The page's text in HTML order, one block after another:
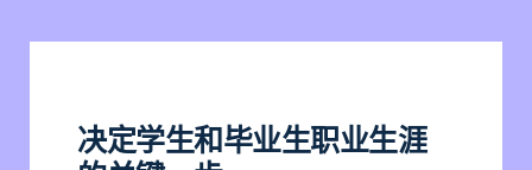
决定学生和毕业生职业生涯